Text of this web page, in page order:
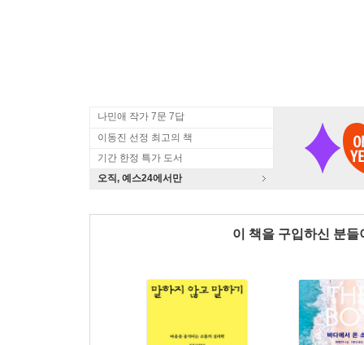
나민애 작가 7문 7답
이동진 선정 최고의 책
기간 한정 특가 도서
오직, 예스24에서만
이 책을 구입하신 분